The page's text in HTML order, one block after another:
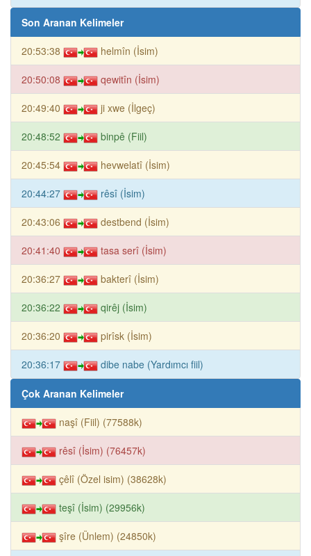
Son Aranan Kelimeler
20:53:38 helmîn (İsim)
20:50:08 qewitîn (İsim)
20:49:40 ji xwe (İlgeç)
20:48:52 binpê (Fiil)
20:45:54 hevwelatî (İsim)
20:44:27 rêsî (İsim)
20:43:06 destbend (İsim)
20:41:40 tasa serî (İsim)
20:36:27 bakterî (İsim)
20:36:22 qirêj (İsim)
20:36:20 pirîsk (İsim)
20:36:17 dibe nabe (Yardımcı fiil)
Çok Aranan Kelimeler
naşî (Fiil) (77588k)
rêsî (İsim) (76457k)
çêlî (Özel isim) (38628k)
teşî (İsim) (29956k)
şîre (Ünlem) (24850k)